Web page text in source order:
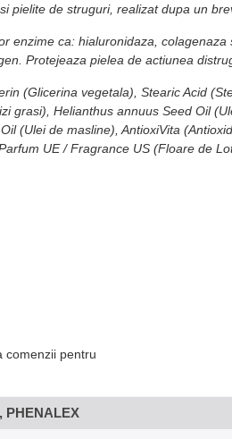
pielite de struguri, realizat dupa un
enzime ca: hialuronidaza,
Protejeaza pielea de actiunea
(Glicerina vegetala), Stearic Acid
grasi), Helianthus annuus Seed Oil
(Ulei de masline), AntioxiVita
UE / Fragrance US (Floare de
comenzii pentru
PHENALEX